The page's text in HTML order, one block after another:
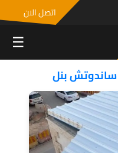
اتصل الان
☰
بنل